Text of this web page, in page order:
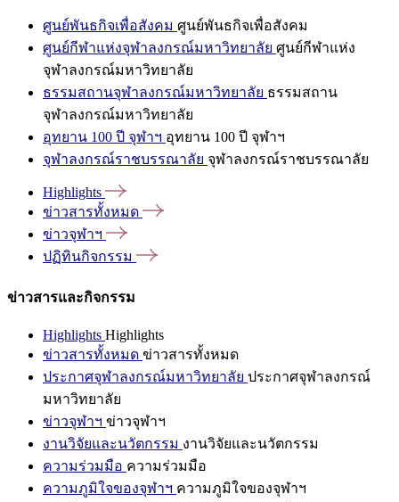
ศูนย์พันธกิจเพื่อสังคม ศูนย์พันธกิจเพื่อสังคม
ศูนย์กีฬาแห่งจุฬาลงกรณ์มหาวิทยาลัย ศูนย์กีฬาแห่ง
จุฬาลงกรณ์มหาวิทยาลัย
ธรรมสถานจุฬาลงกรณ์มหาวิทยาลัย ธรรมสถาน
จุฬาลงกรณ์มหาวิทยาลัย
อุทยาน 100 ปี จุฬาฯ อุทยาน 100 ปี จุฬาฯ
จุฬาลงกรณ์ราชบรรณาลัย จุฬาลงกรณ์ราชบรรณาลัย
Highlights
ข่าวสารทั้งหมด
ข่าวจุฬาฯ
ปฏิทินกิจกรรม
ข่าวสารและกิจกรรม
Highlights Highlights
ข่าวสารทั้งหมด ข่าวสารทั้งหมด
ประกาศจุฬาลงกรณ์มหาวิทยาลัย ประกาศจุฬาลงกรณ์
มหาวิทยาลัย
ข่าวจุฬาฯ ข่าวจุฬาฯ
งานวิจัยและนวัตกรรม งานวิจัยและนวัตกรรม
ความร่วมมือ ความร่วมมือ
ความภูมิใจของจุฬาฯ ความภูมิใจของจุฬาฯ